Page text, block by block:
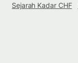
Sejarah Kadar CHF